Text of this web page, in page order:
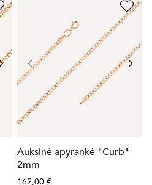
Auksinė apyrankė "Curb"
2mm
162,00 €